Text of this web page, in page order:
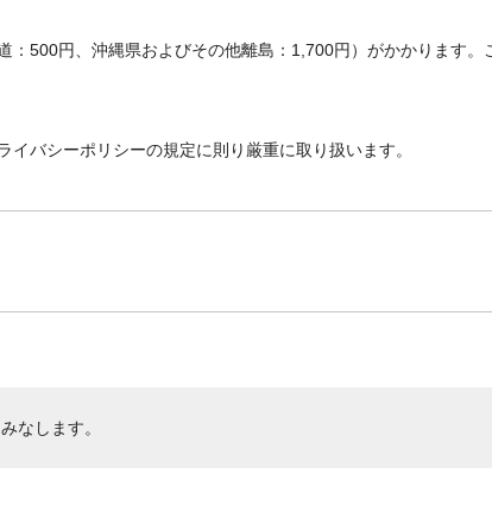
500円、沖縄県およびその他離島：1,700円）がかかります。
バシーポリシーの規定に則り厳重に取り扱います。
なします。